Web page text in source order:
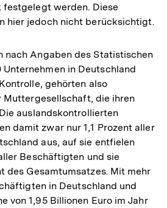
werden. Diese
hier jedoch nicht berücksichtigt.
nach Angaben des Statistischen
Unternehmen in Deutschland
gehörten also
Muttergesellschaft, die ihren
auslandskontrollierten
damit zwar nur 1,1 Prozent aller
aus, auf sie entfielen
Beschäftigten und sie
des Gesamtumsatzes. Mit mehr
in Deutschland und
von 1,95 Billionen Euro im Jahr